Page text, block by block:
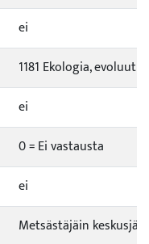
ei
1181 Ekologia,
ei
0 = Ei vastausta
ei
Metsästäjäin